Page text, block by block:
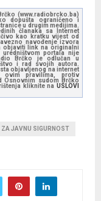
(www.radiobrcko.ba)
dopušta ograničeno i
u drugim medijima.
članaka sa Internet
kao kratku vijest od
navođenje izvora
objaviti link na originalni
portala nije
Brčko je odlučan u
i rad svojih autora.
objavljenog na internet
ovim pravilima, protiv
Osnovnim sudom Brčko
kliknite na USLOVI
ZA JAVNU SIGURNOST